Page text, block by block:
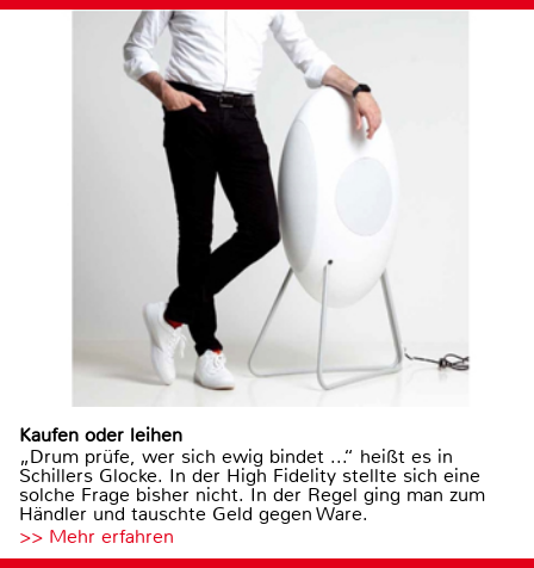
Kaufen oder leihen
„Drum prüfe, wer sich ewig bindet ...“ heißt es in
Schillers Glocke. In der High Fidelity stellte sich eine
solche Frage bisher nicht. In der Regel ging man zum
Händler und tauschte Geld gegen Ware.
>> Mehr erfahren